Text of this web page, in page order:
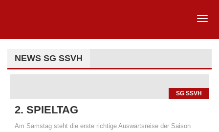
NEWS SG SSVH
SG SSVH
2. SPIELTAG
Am Samstag steht die erste richtige Auswärtsreise der Saison